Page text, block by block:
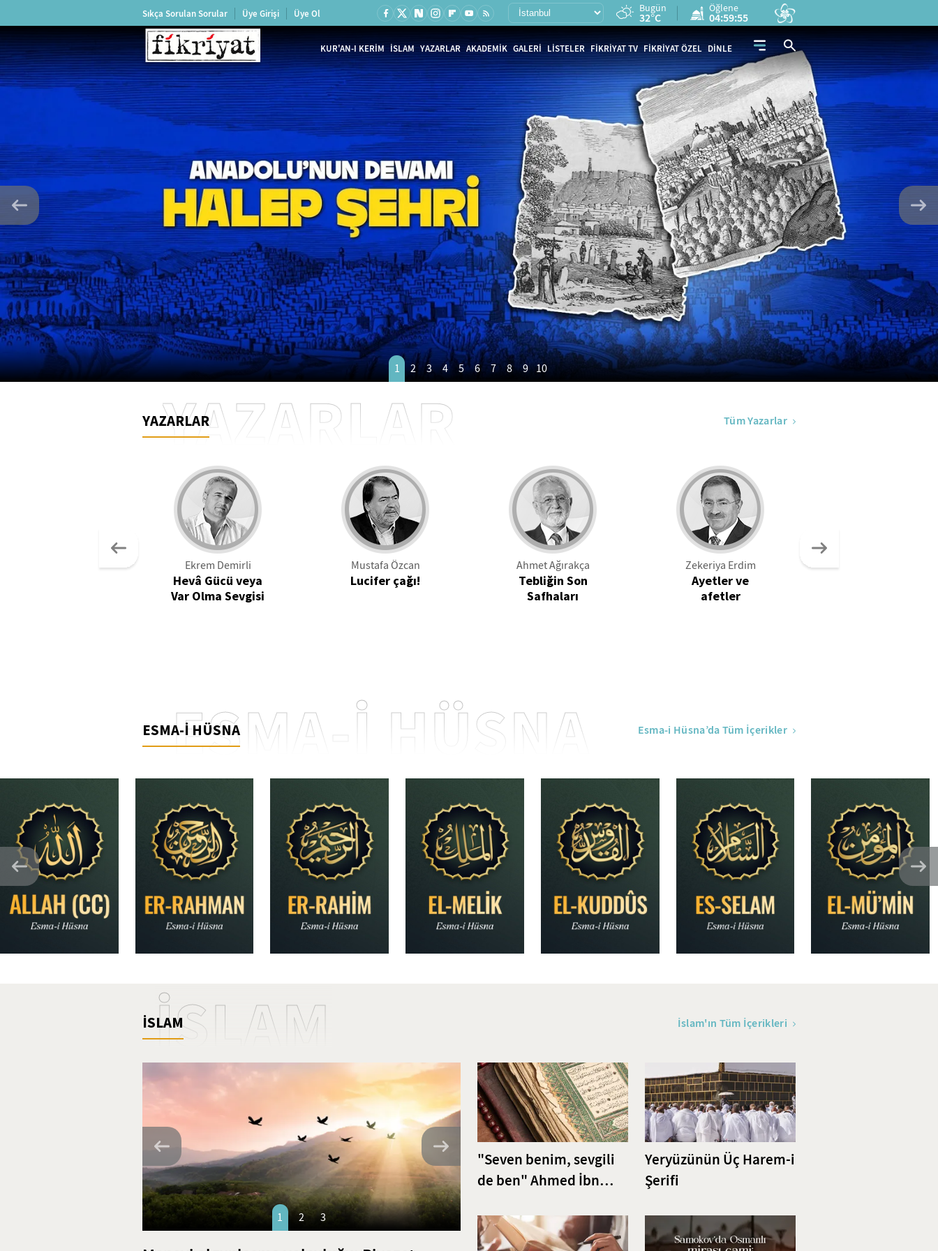
Sıkça Sorulan Sorular Üye Girişi Üye Ol Bugün
32°C
Öğlene
04:59:53
KUR'AN-I KERİM İSLAM YAZARLAR AKADEMİK GALERİ LİSTELER FİKRİYAT TV FİKRİYAT ÖZEL DİNLE
1 2 3 4 5 6 7 8 9 10
YAZARLAR
YAZARLAR Tüm Yazarlar
Ekrem Demirli
Hevâ Gücü veya
Var Olma Sevgisi
Mustafa Özcan
Lucifer çağı!
Ahmet Ağırakça
Tebliğin Son
Safhaları
Zekeriya Erdim
Ayetler ve
afetler
ESMA-İ HÜSNA
ESMA-İ HÜSNA Esma-i Hüsna’da Tüm İçerikler
İSLAM
İSLAM İslam'ın Tüm İçerikleri
1 2 3
"Seven benim, sevgili
de ben" Ahmed İbn
Tefsiri
Yeryüzünün Üç Harem-i
Şerifi